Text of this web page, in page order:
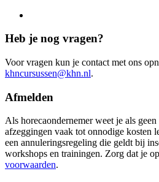
Heb je nog vragen?
Voor vragen kun je contact met ons
khncursussen@khn.nl.
Afmelden
Als horecaondernemer weet je als
afzeggingen vaak tot onnodige kosten
een annuleringsregeling die geldt bij
workshops en trainingen. Zorg dat je
voorwaarden.